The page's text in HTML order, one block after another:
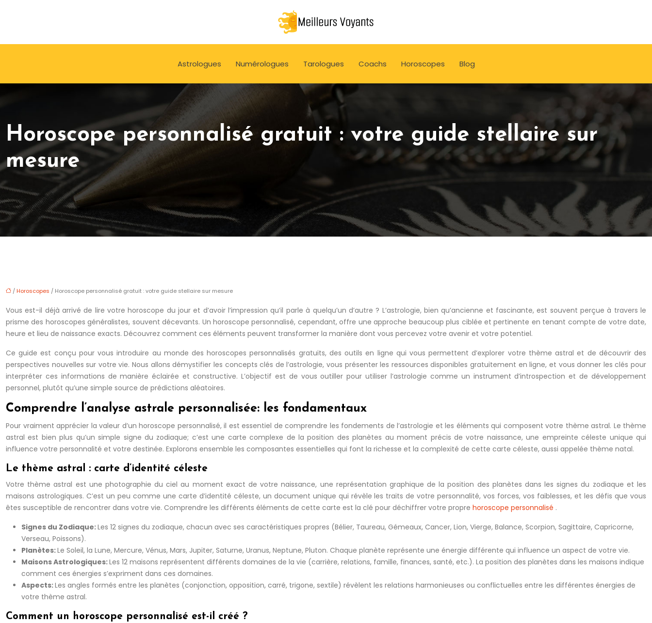
Astrologues Numérologues Tarologues Coachs Horoscopes Blog
Horoscope personnalisé gratuit : votre guide stellaire sur
mesure
/ Horoscopes / Horoscope personnalisé gratuit : votre guide stellaire sur mesure
Vous est-il déjà arrivé de lire votre horoscope du jour et d’avoir l’impression qu’il parle à quelqu’un d’autre ? L’astrologie, bien qu’ancienne et fascinante, est souvent perçue à travers le
prisme des horoscopes généralistes, souvent décevants. Un horoscope personnalisé, cependant, offre une approche beaucoup plus ciblée et pertinente en tenant compte de votre date,
heure et lieu de naissance exacts. Découvrez comment ces éléments peuvent transformer la manière dont vous percevez votre avenir et votre potentiel.
Ce guide est conçu pour vous introduire au monde des horoscopes personnalisés gratuits, des outils en ligne qui vous permettent d’explorer votre thème astral et de découvrir des
perspectives nouvelles sur votre vie. Nous allons démystifier les concepts clés de l’astrologie, vous présenter les ressources disponibles gratuitement en ligne, et vous donner les clés pour
interpréter ces informations de manière éclairée et constructive. L’objectif est de vous outiller pour utiliser l’astrologie comme un instrument d’introspection et de développement
personnel, plutôt qu’une simple source de prédictions aléatoires.
Comprendre l’analyse astrale personnalisée: les fondamentaux
Pour vraiment apprécier la valeur d’un horoscope personnalisé, il est essentiel de comprendre les fondements de l’astrologie et les éléments qui composent votre thème astral. Le thème
astral est bien plus qu’un simple signe du zodiaque; c’est une carte complexe de la position des planètes au moment précis de votre naissance, une empreinte céleste unique qui
influence votre personnalité et votre destinée. Explorons ensemble les composantes essentielles qui font la richesse et la complexité de cette carte céleste, aussi appelée thème natal.
Le thème astral : carte d’identité céleste
Votre thème astral est une photographie du ciel au moment exact de votre naissance, une représentation graphique de la position des planètes dans les signes du zodiaque et les
maisons astrologiques. C’est un peu comme une carte d’identité céleste, un document unique qui révèle les traits de votre personnalité, vos forces, vos faiblesses, et les défis que vous
êtes susceptible de rencontrer dans votre vie. Comprendre les différents éléments de cette carte est la clé pour déchiffrer votre propre horoscope personnalisé .
Signes du Zodiaque:Les 12 signes du zodiaque, chacun avec ses caractéristiques propres (Bélier, Taureau, Gémeaux, Cancer, Lion, Vierge, Balance, Scorpion, Sagittaire, Capricorne,
Verseau, Poissons).
Planètes:Le Soleil, la Lune, Mercure, Vénus, Mars, Jupiter, Saturne, Uranus, Neptune, Pluton. Chaque planète représente une énergie différente qui influence un aspect de votre vie.
Maisons Astrologiques:Les 12 maisons représentent différents domaines de la vie (carrière, relations, famille, finances, santé, etc.). La position des planètes dans les maisons indique
comment ces énergies s’expriment dans ces domaines.
Aspects:Les angles formés entre les planètes (conjonction, opposition, carré, trigone, sextile) révèlent les relations harmonieuses ou conflictuelles entre les différentes énergies de
votre thème astral.
Comment un horoscope personnalisé est-il créé ?